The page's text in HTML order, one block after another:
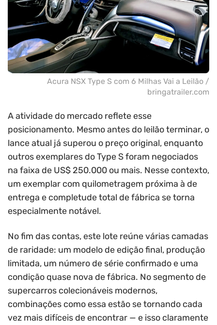
Acura NSX Type S com 6 Milhas Vai a Leilão /
bringatrailer.com
A atividade do mercado reflete esse
posicionamento. Mesmo antes do leilão terminar, o
lance atual já superou o preço original, enquanto
outros exemplares do Type S foram negociados
na faixa de US$ 250.000 ou mais. Nesse contexto,
um exemplar com quilometragem próxima à de
entrega e completude total de fábrica se torna
especialmente notável.
No fim das contas, este lote reúne várias camadas
de raridade: um modelo de edição final, produção
limitada, um número de série confirmado e uma
condição quase nova de fábrica. No segmento de
supercarros colecionáveis modernos,
combinações como essa estão se tornando cada
vez mais difíceis de encontrar — e isso claramente